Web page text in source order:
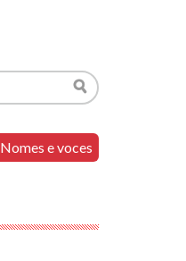
Buscar
Nomes e voces